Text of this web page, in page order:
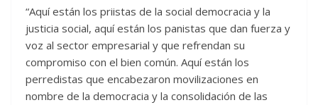
“Aquí están los priistas de la social democracia y la
justicia social, aquí están los panistas que dan fuerza y
voz al sector empresarial y que refrendan su
compromiso con el bien común. Aquí están los
perredistas que encabezaron movilizaciones en
nombre de la democracia y la consolidación de las